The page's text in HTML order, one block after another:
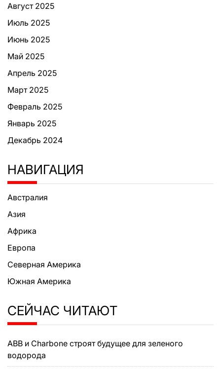
Август 2025
Июль 2025
Июнь 2025
Май 2025
Апрель 2025
Март 2025
Февраль 2025
Январь 2025
Декабрь 2024
НАВИГАЦИЯ
Австралия
Азия
Африка
Европа
Северная Америка
Южная Америка
СЕЙЧАС ЧИТАЮТ
ABB и Charbone строят будущее для зеленого
водорода